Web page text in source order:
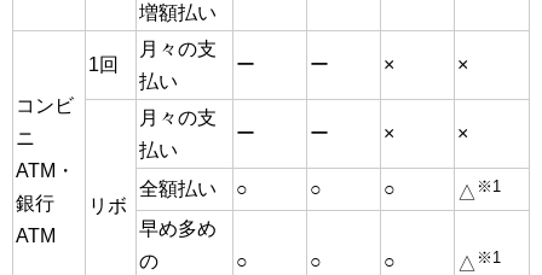
増額払い
コンビ
ニ
ATM・
銀行
ATM
1回
月々の支
払い
ー ー × ×
リボ
月々の支
払い
ー ー × ×
全額払い ○ ○ ○ △ ※1
早め多め
の
○ ○ ○ △ ※1